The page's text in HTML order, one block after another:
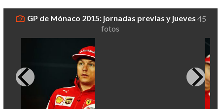
GP de Mónaco 2015: jornadas previas y jueves 45
fotos